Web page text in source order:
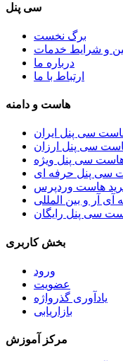
سی پنل
برگ نخست
و شرایط خدمات
درباره ما
ارتباط با ما
هاست و دامنه
سی پنل ایران
سی پنل ارزان
سی پنل ویژه
سی پنل حرفه ای
هاست وردپرس
آی آر و بین المللی
سی پنل رایگان
بخش کاربری
ورود
عضویت
یادآوری گذرواژه
بازاریابی
مرکز آموزش